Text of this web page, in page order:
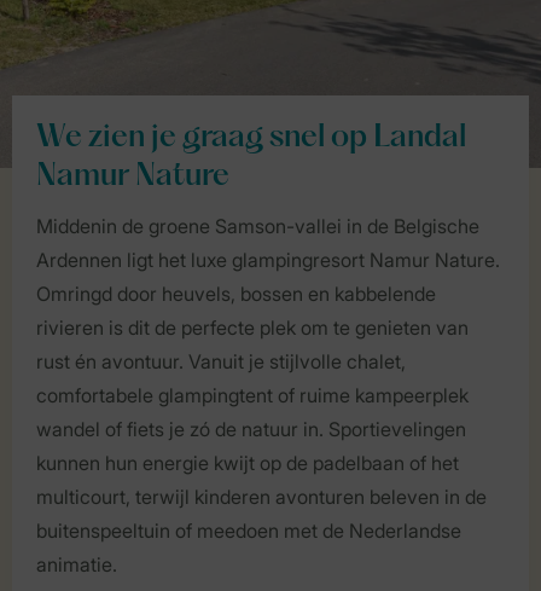
We zien je graag snel op Landal
Namur Nature
Middenin de groene Samson-vallei in de Belgische
Ardennen ligt het luxe glampingresort Namur Nature.
Omringd door heuvels, bossen en kabbelende
rivieren is dit de perfecte plek om te genieten van
rust én avontuur. Vanuit je stijlvolle chalet,
comfortabele glampingtent of ruime kampeerplek
wandel of fiets je zó de natuur in. Sportievelingen
kunnen hun energie kwijt op de padelbaan of het
multicourt, terwijl kinderen avonturen beleven in de
buitenspeeltuin of meedoen met de Nederlandse
animatie.